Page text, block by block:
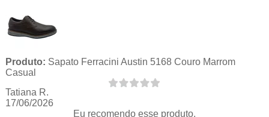
Produto: Sapato Ferracini Austin 5168 Couro Marrom
Casual
Tatiana R.
17/06/2026
Eu recomendo esse produto.